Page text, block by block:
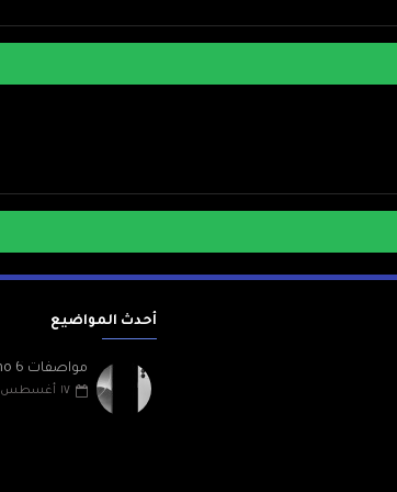
أحدث المواضيع
مواصفات oppo reno 6
١٧ أغسطس